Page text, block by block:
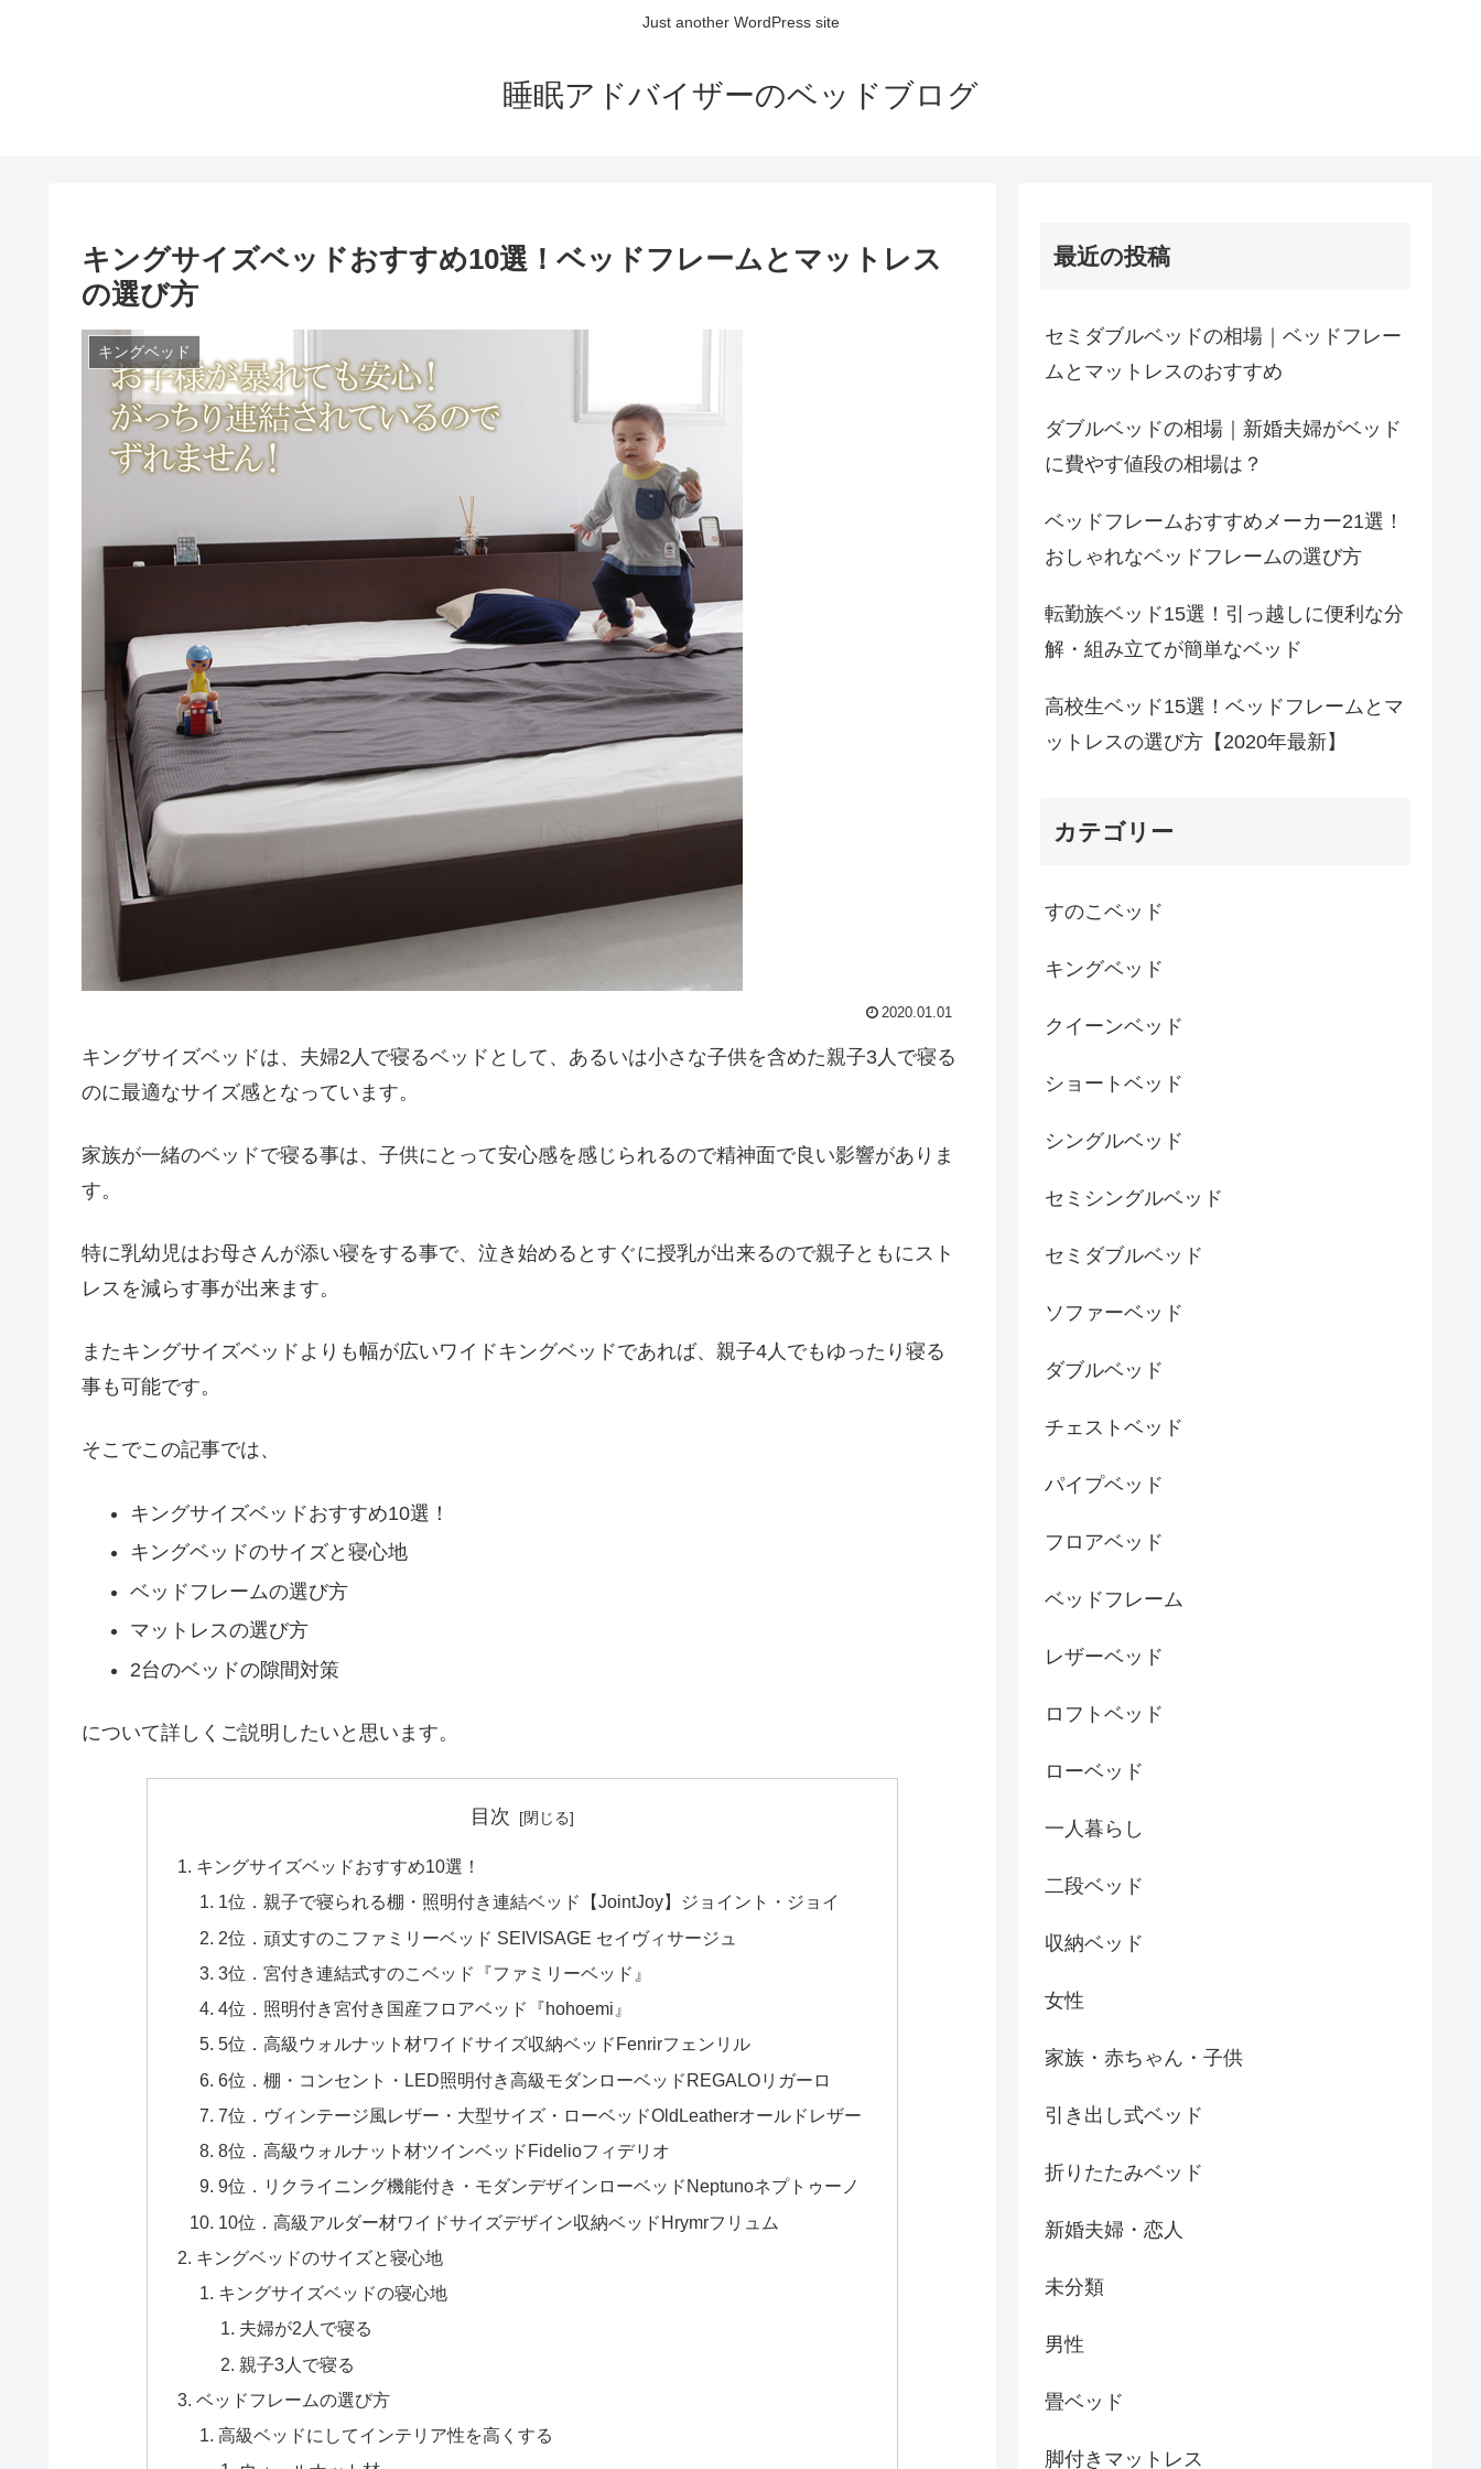
Just another WordPress site
睡眠アドバイザーのベッドブログ
キングサイズベッドおすすめ10選！ベッドフレームとマットレス
の選び方
キングベッド
2020.01.01
キングサイズベッドは、夫婦2人で寝るベッドとして、あるいは小さな子供を含めた親子3人で寝る
のに最適なサイズ感となっています。
家族が一緒のベッドで寝る事は、子供にとって安心感を感じられるので精神面で良い影響がありま
す。
特に乳幼児はお母さんが添い寝をする事で、泣き始めるとすぐに授乳が出来るので親子ともにスト
レスを減らす事が出来ます。
またキングサイズベッドよりも幅が広いワイドキングベッドであれば、親子4人でもゆったり寝る
事も可能です。
そこでこの記事では、
キングサイズベッドおすすめ10選！
キングベッドのサイズと寝心地
ベッドフレームの選び方
マットレスの選び方
2台のベッドの隙間対策
について詳しくご説明したいと思います。
目次
キングサイズベッドおすすめ10選！
1位．親子で寝られる棚・照明付き連結ベッド【JointJoy】ジョイント・ジョイ
2位．頑丈すのこファミリーベッド SEIVISAGE セイヴィサージュ
3位．宮付き連結式すのこベッド『ファミリーベッド』
4位．照明付き宮付き国産フロアベッド『hohoemi』
5位．高級ウォルナット材ワイドサイズ収納ベッドFenrirフェンリル
6位．棚・コンセント・LED照明付き高級モダンローベッドREGALOリガーロ
7位．ヴィンテージ風レザー・大型サイズ・ローベッドOldLeatherオールドレザー
8位．高級ウォルナット材ツインベッドFidelioフィデリオ
9位．リクライニング機能付き・モダンデザインローベッドNeptunoネプトゥーノ
10位．高級アルダー材ワイドサイズデザイン収納ベッドHrymrフリュム
キングベッドのサイズと寝心地
キングサイズベッドの寝心地
夫婦が2人で寝る
親子3人で寝る
ベッドフレームの選び方
高級ベッドにしてインテリア性を高くする
最近の投稿
セミダブルベッドの相場｜ベッドフレー
ムとマットレスのおすすめ
ダブルベッドの相場｜新婚夫婦がベッド
に費やす値段の相場は？
ベッドフレームおすすめメーカー21選！
おしゃれなベッドフレームの選び方
転勤族ベッド15選！引っ越しに便利な分
解・組み立てが簡単なベッド
高校生ベッド15選！ベッドフレームとマ
ットレスの選び方【2020年最新】
カテゴリー
すのこベッド
キングベッド
クイーンベッド
ショートベッド
シングルベッド
セミシングルベッド
セミダブルベッド
ソファーベッド
ダブルベッド
チェストベッド
パイプベッド
フロアベッド
ベッドフレーム
レザーベッド
ロフトベッド
ローベッド
一人暮らし
二段ベッド
収納ベッド
女性
家族・赤ちゃん・子供
引き出し式ベッド
折りたたみベッド
新婚夫婦・恋人
未分類
男性
畳ベッド
脚付きマットレス